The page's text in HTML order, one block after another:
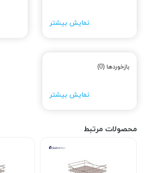
نمایش بیشتر
بازخوردها (0)
نمایش بیشتر
محصولات مرتبط